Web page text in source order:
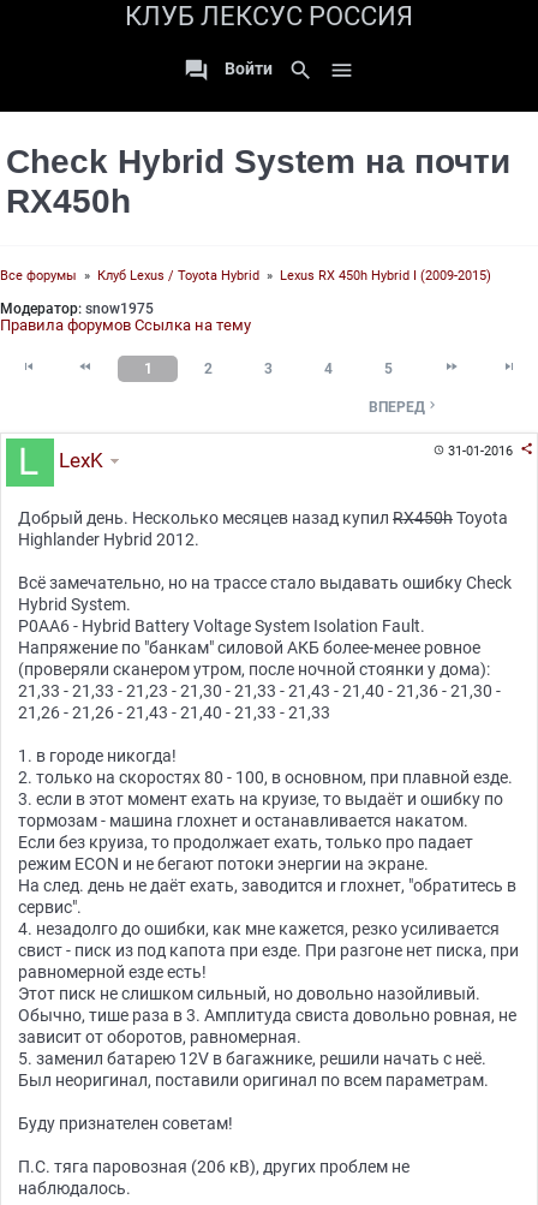
КЛУБ ЛЕКСУС РОССИЯ
 Войти search 
Check Hybrid System на почти
RX450h
Все форумы » Клуб Lexus / Toyota Hybrid » Lexus RX 450h Hybrid I (2009-2015)
Модератор: snow1975
Правила форумов Ссылка на тему
  1 2 3 4 5  
ВПЕРЕД 
31-01-2016 
LexK
Добрый день. Несколько месяцев назад купил RX450hToyota
Highlander Hybrid 2012.
Всё замечательно, но на трассе стало выдавать ошибку Check
Hybrid System.
P0AA6 - Hybrid Battery Voltage System Isolation Fault.
Напряжение по "банкам" силовой АКБ более-менее ровное
(проверяли сканером утром, после ночной стоянки у дома):
21,33 - 21,33 - 21,23 - 21,30 - 21,33 - 21,43 - 21,40 - 21,36 - 21,30 -
21,26 - 21,26 - 21,43 - 21,40 - 21,33 - 21,33
1. в городе никогда!
2. только на скоростях 80 - 100, в основном, при плавной езде.
3. если в этот момент ехать на круизе, то выдаёт и ошибку по
тормозам - машина глохнет и останавливается накатом.
Если без круиза, то продолжает ехать, только про падает
режим ECON и не бегают потоки энергии на экране.
На след. день не даёт ехать, заводится и глохнет, "обратитесь в
сервис".
4. незадолго до ошибки, как мне кажется, резко усиливается
свист - писк из под капота при езде. При разгоне нет писка, при
равномерной езде есть!
Этот писк не слишком сильный, но довольно назойливый.
Обычно, тише раза в 3. Амплитуда свиста довольно ровная, не
зависит от оборотов, равномерная.
5. заменил батарею 12V в багажнике, решили начать с неё.
Был неоригинал, поставили оригинал по всем параметрам.
Буду признателен советам!
П.С. тяга паровозная (206 кВ), других проблем не
наблюдалось.